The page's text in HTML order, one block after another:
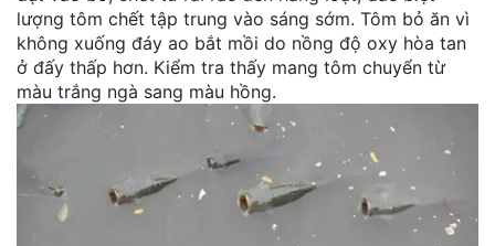
lượng tôm chết tập trung vào sáng sớm. Tôm bỏ ăn vì
không xuống đáy ao bắt mồi do nồng độ oxy hòa tan
ở đấy thấp hơn. Kiểm tra thấy mang tôm chuyển từ
màu trắng ngà sang màu hồng.